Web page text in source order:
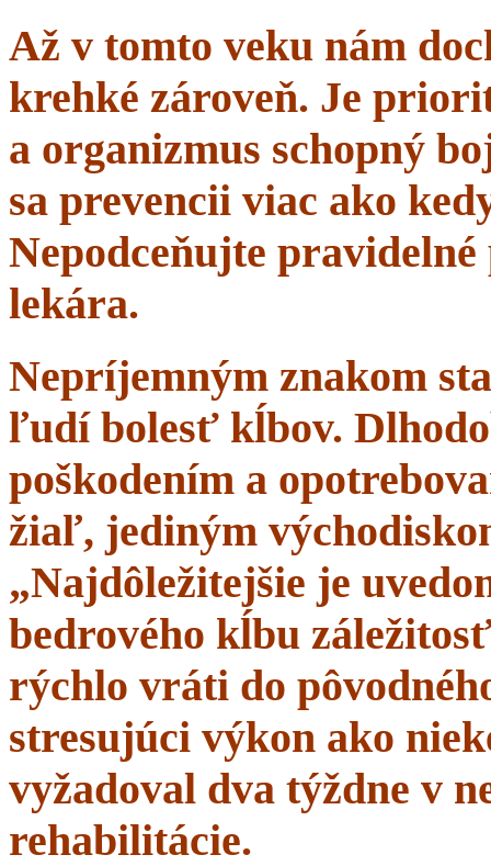
Až v tomto veku nám
krehké zároveň. Je
a organizmus schopný
sa prevencii viac ako
Nepodceňujte
lekára.
Nepríjemným znakom
ľudí bolesť kĺbov.
poškodením a
žiaľ, jediným
„Najdôležitejšie je
bedrového kĺbu
rýchlo vráti do
stresujúci výkon ako
vyžadoval dva týždne v
rehabilitácie.